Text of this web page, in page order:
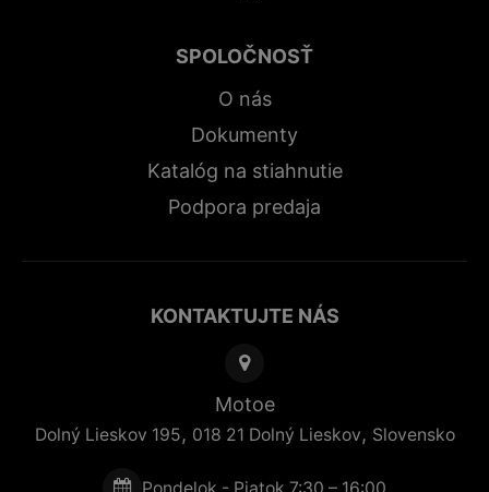
SPOLOČNOSŤ
O nás
Dokumenty
Katalóg na stiahnutie
Podpora predaja
KONTAKTUJTE NÁS
Motoe
Dolný Lieskov 195, 018 21 Dolný Lieskov, Slovensko